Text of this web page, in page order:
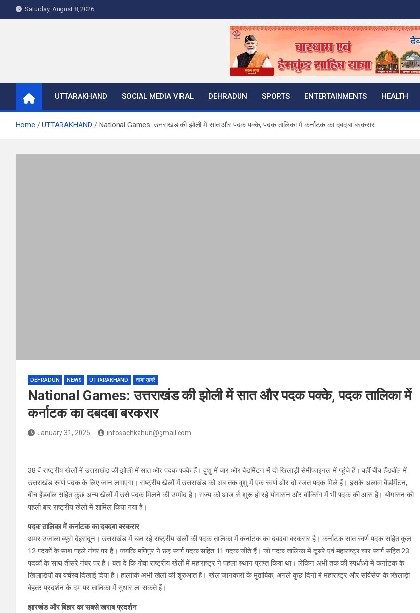
to
Saturday, August 8, 2026
UTTARAKHAND SOCIAL MEDIA VIRAL DEHRADUN SPORTS ENTERTAINMENTS HEALTH
Home UTTARAKHAND National Games: उत्तराखंड की झोली में सात और पदक पक्के, पदक तालिका में कर्नाटक का दबदबा बरकरार
DEHRADUN NEWS UTTARAKHAND ताज़ा ख़बरें
National Games: उत्तराखंड की झोली में सात और पदक पक्के, पदक तालिका में
कर्नाटक का दबदबा बरकरार
January 31, 2025 infosachkahun@gmail.com
38 वें राष्ट्रीय खेलों में उत्तराखंड की झोली में सात और पदक पक्के हैं। वुशु में चार और बैडमिंटन में दो खिलाड़ी सेमीफाइनल में पहुंचे हैं। वहीं बीच हैंडबॉल में
उत्तराखंड स्वर्ण पदक के लिए जान लगाएगा। राष्ट्रीय खेलों में उत्तराखंड को अब तक वुशु में एक स्वर्ण और दो रजत पदक मिले हैं। इसके अलावा बैडमिंटन,
बीच हैंडबॉल सहित कुछ अन्य खेलों में उसे पदक मिलने की उम्मीद है। राज्य को आज से शुरू हो रहे योगासन और बॉक्सिंग में भी पदक की आस है। योगासन को
पहली बार राष्ट्रीय खेलों में शामिल किया गया है।
पदक तालिका में कर्नाटक का दबदबा बरकरार
अमर उजाला ब्यूरो देहरादून। उत्तराखंड में चल रहे राष्ट्रीय खेलों की पदक तालिका में कर्नाटक का दबदबा बरकरार है। कर्नाटक सात स्वर्ण पदक सहित कुल
12 पदकों के साथ पहले नंबर पर है। जबकि मणिपुर ने छह स्वर्ण पदक सहित 11 पदक जीते हैं। जो पदक तालिका में दूसरे एवं महाराष्ट्र चार स्वर्ण सहित 23
पदकों के साथ तीसरे नंबर पर है। बता दें कि गोवा राष्ट्रीय खेलों में महाराष्ट्र ने पहला स्थान प्राप्त किया था। लेकिन अभी तक की स्पर्धाओं में कर्नाटक के
खिलाडि़यों का वर्चस्व दिखाई दिया है। हालांकि अभी खेलों की शुरुआत हैं। खेल जानकारों के मुताबिक, अगले कुछ दिनों में महाराष्ट्र और सर्विसेज के खिलाड़ी
बेहतर प्रदर्शन के दम पर तालिका में सुधार ला सकते हैं।
झारखंड और बिहार का सबसे खराब प्रदर्शन